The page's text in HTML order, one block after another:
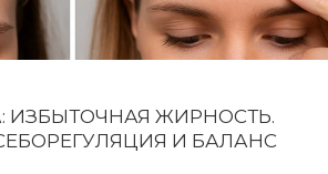
ИЗБЫТОЧНАЯ ЖИРНОСТЬ.
И БАЛАНС